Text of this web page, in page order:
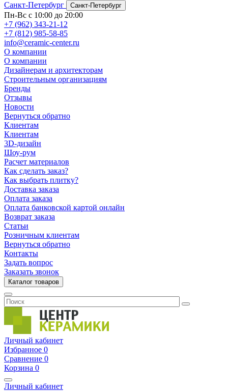
Санкт-Петербург
Санкт-Петербург
Пн-Вс с 10:00 до 20:00
+7 (962) 343-21-12
+7 (812) 985-58-85
info@ceramic-center.ru
О компании
О компании
Дизайнерам и архитекторам
Строительным организациям
Бренды
Отзывы
Новости
Вернуться обратно
Клиентам
Клиентам
3D-дизайн
Шоу-рум
Расчет материалов
Как сделать заказ?
Как выбрать плитку?
Доставка заказа
Оплата заказа
Оплата банковской картой онлайн
Возврат заказа
Статьи
Розничным клиентам
Вернуться обратно
Контакты
Задать вопрос
Заказать звонок
Каталог товаров
Личный кабинет
Избранное 0
Сравнение 0
Корзина 0
Личный кабинет